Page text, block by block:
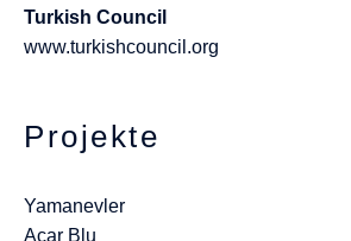
Turkish Council
www.turkishcouncil.org
Projekte
Yamanevler
Acar Blu